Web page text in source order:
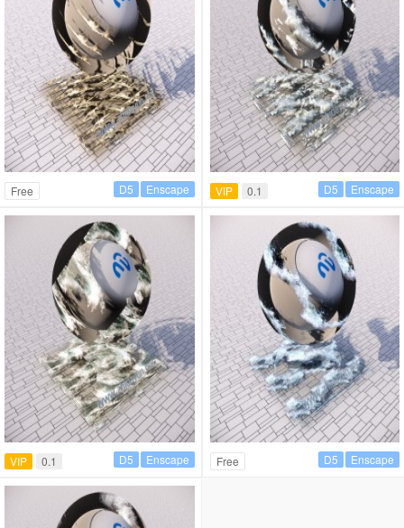
Free Enscape
D5 VIP 0.1 Enscape
D5
VIP 0.1 Enscape
D5 Free Enscape
D5